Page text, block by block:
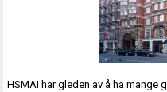
HSMAI har gleden av å ha mange